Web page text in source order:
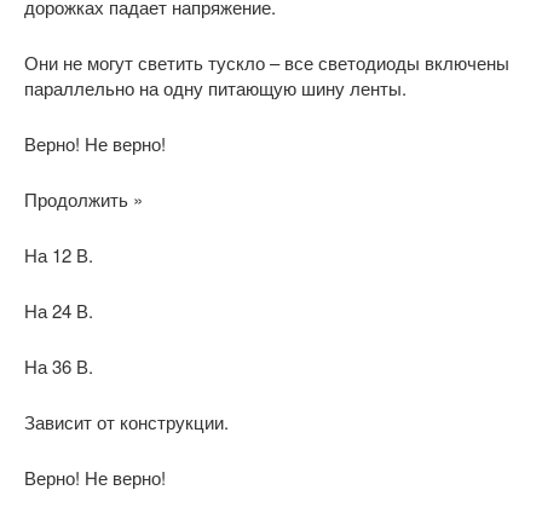
дорожках падает напряжение.
Они не могут светить тускло – все светодиоды включены
параллельно на одну питающую шину ленты.
Верно! Не верно!
Продолжить »
На 12 В.
На 24 В.
На 36 В.
Зависит от конструкции.
Верно! Не верно!